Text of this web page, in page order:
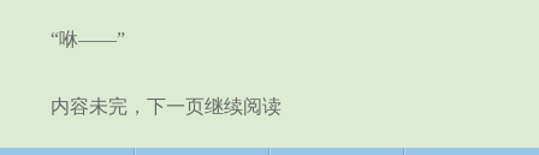
“咻——”
内容未完，下一页继续阅读